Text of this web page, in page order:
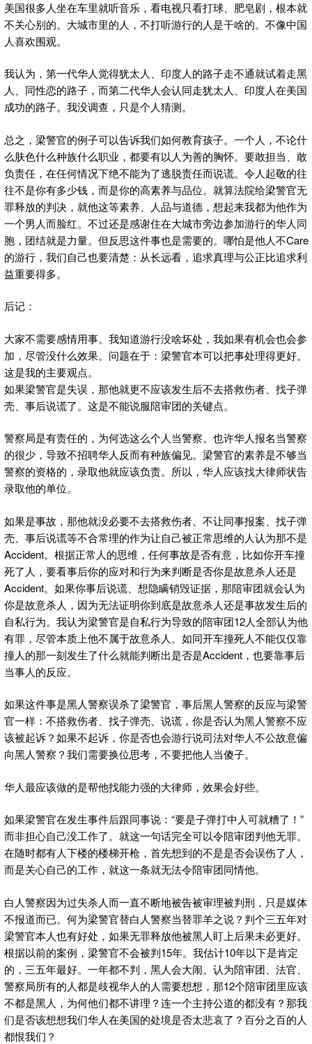
美国很多人坐在车里就听音乐，看电视只看打球、肥皂剧，根本就
不关心别的。大城市里的人，不打听游行的人是干啥的。不像中国
人喜欢围观。
我认为，第一代华人觉得犹太人、印度人的路子走不通就试着走黑
人、同性恋的路子，而第二代华人会认同走犹太人、印度人在美国
成功的路子。我没调查，只是个人猜测。
总之，梁警官的例子可以告诉我们如何教育孩子。一个人，不论什
么肤色什么种族什么职业，都要有以人为善的胸怀。要敢担当、敢
负责任，在任何情况下绝不能为了逃脱责任而说谎。令人起敬的往
往不是你有多少钱，而是你的高素养与品位。就算法院给梁警官无
罪释放的判决，就他这等素养、人品与道德，想起来我都为他作为
一个男人而脸红。不过还是感谢住在大城市旁边参加游行的华人同
胞，团结就是力量。但反思这件事也是需要的。哪怕是他人不Care
的游行，我们自己也要清楚：从长远看，追求真理与公正比追求利
益重要得多。
后记：
大家不需要感情用事。我知道游行没啥坏处，我如果有机会也会参
加，尽管没什么效果。问题在于：梁警官本可以把事处理得更好。
这是我的主要观点。
如果梁警官是失误，那他就更不应该发生后不去搭救伤者、找子弹
壳、事后说谎了。这是不能说服陪审团的关键点。
警察局是有责任的，为何选这么个人当警察。也许华人报名当警察
的很少，导致不招聘华人反而有种族偏见。梁警官的素养是不够当
警察的资格的，录取他就应该负责。所以，华人应该找大律师状告
录取他的单位。
如果是事故，那他就没必要不去搭救伤者、不让同事报案、找子弹
壳、事后说谎等不合常理的作为让自己被正常思维的人认为那不是
Accident。根据正常人的思维，任何事故是否有意，比如你开车撞
死了人，要看事后你的应对和行为来判断是否你是故意杀人还是
Accident。如果你事后说谎、想隐瞒销毁证据，那陪审团就会认为
你是故意杀人，因为无法证明你到底是故意杀人还是事故发生后的
自私行为。我认为梁警官是自私行为导致的陪审团12人全部认为他
有罪，尽管本质上他不属于故意杀人。如同开车撞死人不能仅仅靠
撞人的那一刻发生了什么就能判断出是否是Accident，也要靠事后
当事人的反应。
如果这件事是黑人警察误杀了梁警官，事后黑人警察的反应与梁警
官一样：不搭救伤者、找子弹壳、说谎，你是否认为黑人警察不应
该被起诉？如果不起诉，你是否也会游行说司法对华人不公故意偏
向黑人警察？我们需要换位思考，不要把他人当傻子。
华人最应该做的是帮他找能力强的大律师，效果会好些。
如果梁警官在发生事件后跟同事说：“要是子弹打中人可就糟了！”
而非担心自己没工作了。就这一句话完全可以令陪审团判他无罪。
在随时都有人下楼的楼梯开枪，首先想到的不是是否会误伤了人，
而是关心自己的工作，就这一条就无法令陪审团同情他。
白人警察因为过失杀人而一直不断地被告被审理被判刑，只是媒体
不报道而已。何为梁警官替白人警察当替罪羊之说？判个三五年对
梁警官本人也有好处，如果无罪释放他被黑人盯上后果未必更好。
根据以前的案例，梁警官不会被判15年。我估计10年以下是肯定
的，三五年最好。一年都不判，黑人会大闹。认为陪审团、法官、
警察局所有的人都是歧视华人的人需要想想，那12个陪审团里应该
不都是黑人，为何他们都不讲理？连一个主持公道的都没有？那我
们是否该想想我们华人在美国的处境是否太悲哀了？百分之百的人
都恨我们？